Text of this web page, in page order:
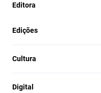
Editora
Edições
Cultura
Digital